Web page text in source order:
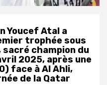
Youcef Atal a
trophée sous
sacré champion du
2025, après une
face àAl Ahli,
de la Qatar